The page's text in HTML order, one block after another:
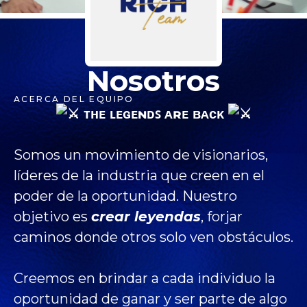
Nosotros
ACERCA DEL EQUIPO
ᴛʜᴇ ʟᴇɢᴇɴᴅꜱ ᴀʀᴇ ʙᴀᴄᴋ
Somos un movimiento de visionarios,
líderes de la industria que creen en el
poder de la oportunidad. Nuestro
objetivo es crear leyendas, forjar
caminos donde otros solo ven obstáculos.
Creemos en brindar a cada individuo la
oportunidad de ganar y ser parte de algo